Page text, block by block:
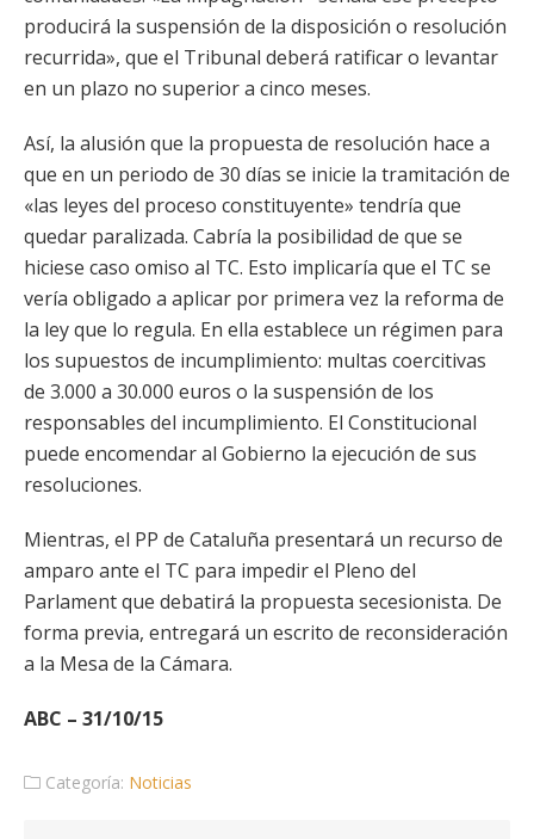
producirá la suspensión de la disposición o resolución
recurrida», que el Tribunal deberá ratificar o levantar
en un plazo no superior a cinco meses.
Así, la alusión que la propuesta de resolución hace a
que en un periodo de 30 días se inicie la tramitación de
«las leyes del proceso constituyente» tendría que
quedar paralizada. Cabría la posibilidad de que se
hiciese caso omiso al TC. Esto implicaría que el TC se
vería obligado a aplicar por primera vez la reforma de
la ley que lo regula. En ella establece un régimen para
los supuestos de incumplimiento: multas coercitivas
de 3.000 a 30.000 euros o la suspensión de los
responsables del incumplimiento. El Constitucional
puede encomendar al Gobierno la ejecución de sus
resoluciones.
Mientras, el PP de Cataluña presentará un recurso de
amparo ante el TC para impedir el Pleno del
Parlament que debatirá la propuesta secesionista. De
forma previa, entregará un escrito de reconsideración
a la Mesa de la Cámara.
ABC – 31/10/15
Categoría: Noticias